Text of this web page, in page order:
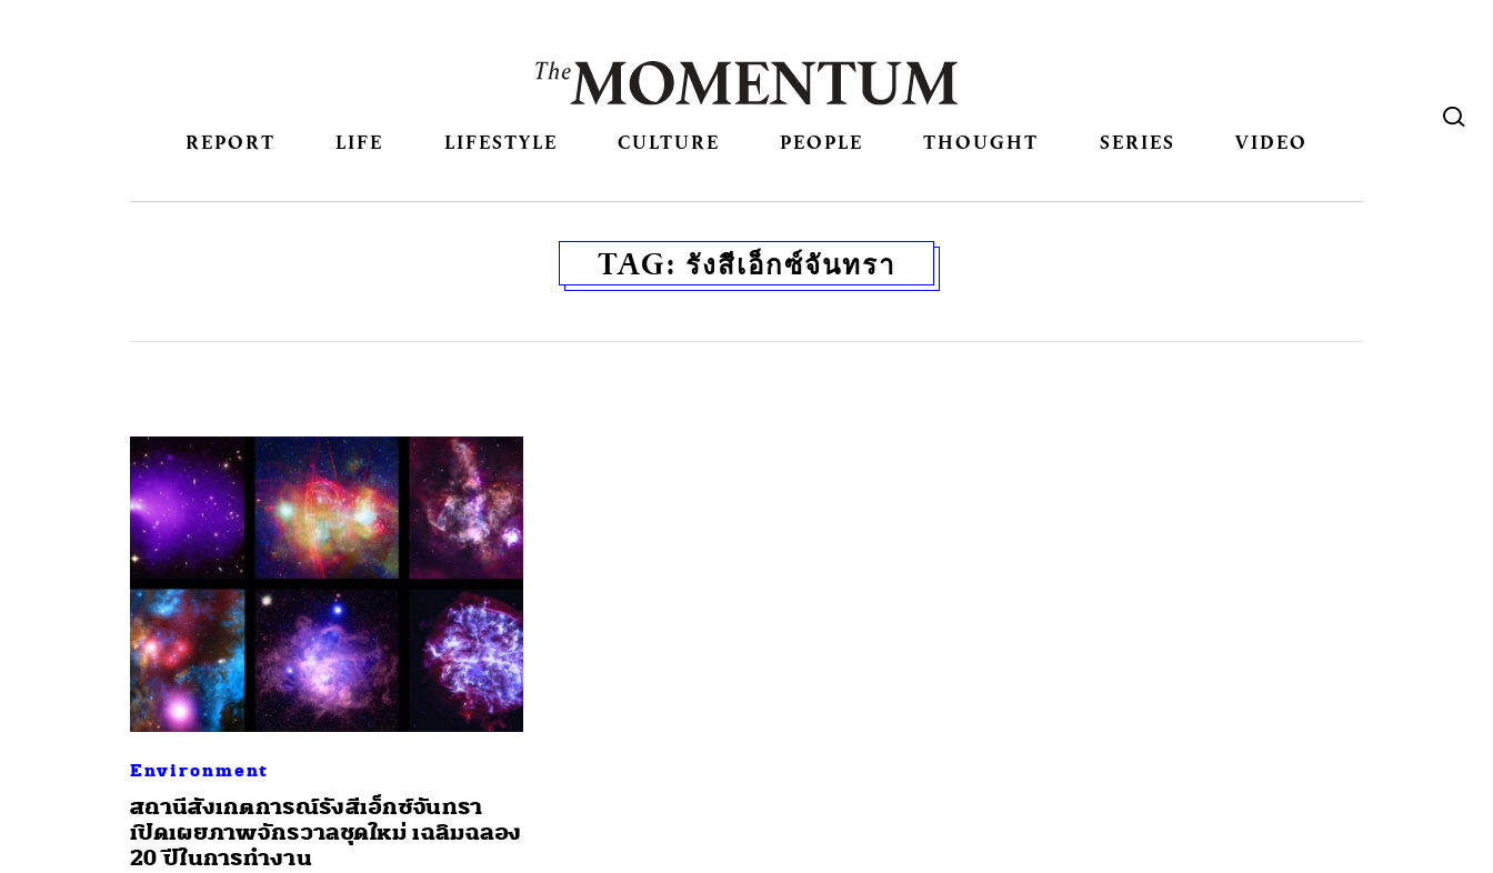
REPORT LIFE LIFESTYLE CULTURE PEOPLE THOUGHT SERIES VIDEO
TAG: รังสีเอ็กซ์จันทรา
Environment
สถานีสังเกตการณ์รังสีเอ็กซ์จันทรา
เปิดเผยภาพจักรวาลชุดใหม่ เฉลิมฉลอง
20 ปีในการทำงาน
ค้นหา